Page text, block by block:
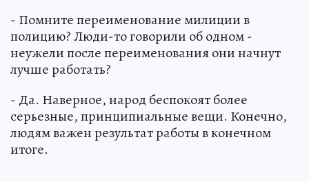
- Помните переименование милиции в
полицию? Люди-то говорили об одном -
неужели после переименования они начнут
лучше работать?
- Да. Наверное, народ беспокоят более
серьезные, принципиальные вещи. Конечно,
людям важен результат работы в конечном
итоге.